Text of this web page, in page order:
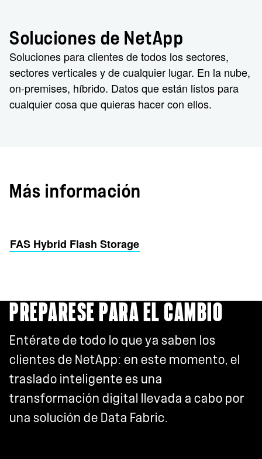
Soluciones de NetApp
Soluciones para clientes de todos los sectores,
sectores verticales y de cualquier lugar. En la nube,
on-premises, híbrido. Datos que están listos para
cualquier cosa que quieras hacer con ellos.
Más información
FAS Hybrid Flash Storage
PREPÁRESE PARA EL CAMBIO
Entérate de todo lo que ya saben los
clientes de NetApp: en este momento, el
traslado inteligente es una
transformación digital llevada a cabo por
una solución de Data Fabric.